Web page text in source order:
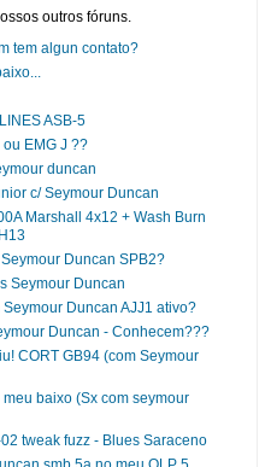
outros fóruns.
tem algun contato?
ASB-5
EMG J ??
duncan
c/ Seymour Duncan
Marshall 4x12 + Wash Burn
Duncan SPB2?
Seymour Duncan
Duncan AJJ1 ativo?
Duncan - Conhecem???
CORT GB94 (com Seymour
baixo (Sx com seymour
tweak fuzz - Blues Saraceno